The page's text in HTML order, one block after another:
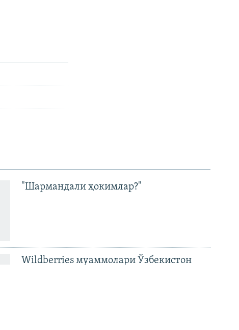
"Шармандали ҳокимлар?"
Wildberries муаммолари Ўзбекистон